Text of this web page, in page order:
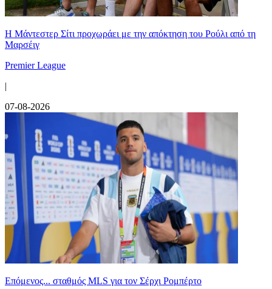
Η Μάντεστερ Σίτι προχωράει με την απόκτηση του Ρούλι από τη
Μαρσέιγ
Premier League
|
07-08-2026
Επόμενος... σταθμός MLS για τον Σέρχι Ρομπέρτο